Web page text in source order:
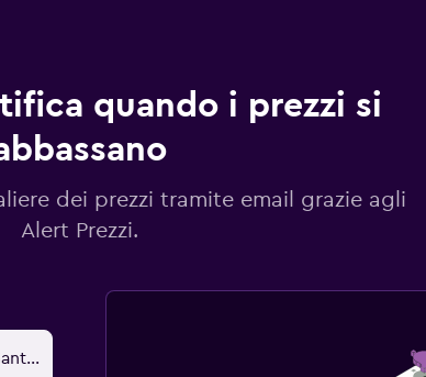
quando i prezzi si
dei prezzi tramite email grazie agli
Alert Prezzi.